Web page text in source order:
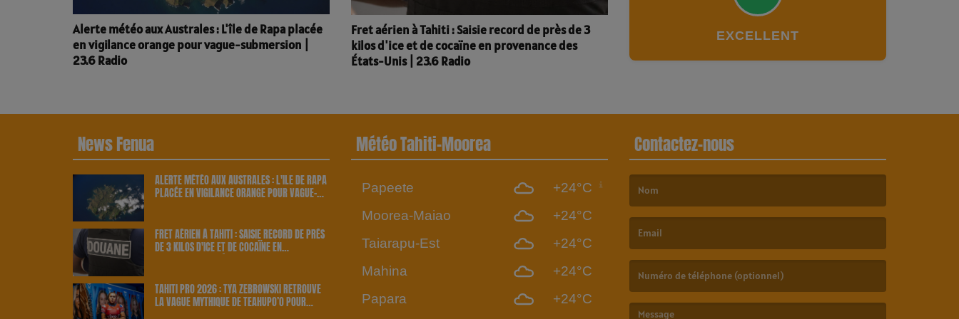
Alerte météo aux Australes : L'île de Rapa placée
en vigilance orange pour vague-submersion |
23.6 Radio
Fret aérien à Tahiti : Saisie record de près de 3
kilos d'ice et de cocaïne en provenance des
États-Unis | 23.6 Radio
EXCELLENT
News Fenua
ALERTE MÉTÉO AUX AUSTRALES : L'ÎLE DE RAPA
PLACÉE EN VIGILANCE ORANGE POUR VAGUE-
FRET AÉRIEN À TAHITI : SAISIE RECORD DE PRÈS
DE 3 KILOS D'ICE ET DE COCAÏNE EN
TAHITI PRO 2026 : TYA ZEBROWSKI RETROUVE
LA VAGUE MYTHIQUE DE TEAHUPO’O POUR
Météo Tahiti-Moorea
Papeete
+24°C
Moorea-Maiao
+24°C
Taiarapu-Est
+24°C
Mahina
+24°C
Papara
+24°C
Contactez-nous